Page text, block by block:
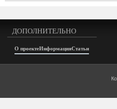
ДОПОЛНИТЕЛЬНО
О проектеИнформацияСтатьи